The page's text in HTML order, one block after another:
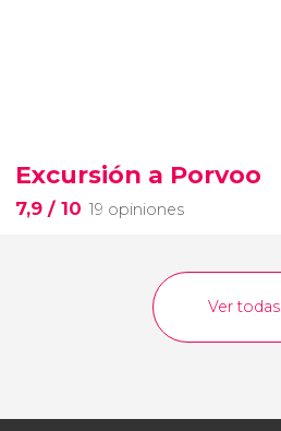
Excursión a Porvoo
7,9 / 10 19 opiniones
Ver todas